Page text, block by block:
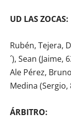
UD LAS ZOCAS:
Rubén, Tejera,
´), Sean (Jaime,
Ale Pérez,
Medina (Sergio,
ÁRBITRO: